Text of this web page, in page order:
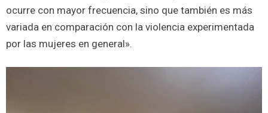
ocurre con mayor frecuencia, sino que también es más
variada en comparación con la violencia experimentada
por las mujeres en general».